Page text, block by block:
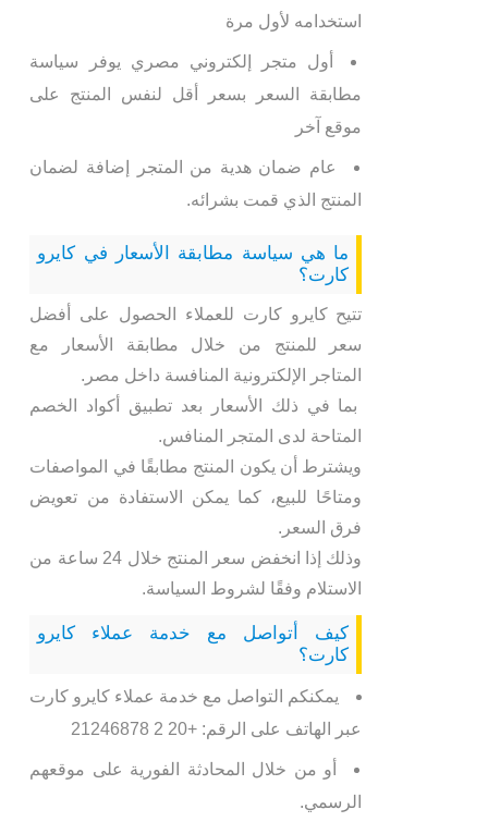
استخدامه لأول مرة
أول متجر إلكتروني مصري يوفر سياسة
مطابقة السعر بسعر أقل لنفس المنتج على
موقع آخر
عام ضمان هدية من المتجر إضافة لضمان
المنتج الذي قمت بشرائه.
ما هي سياسة مطابقة الأسعار في كايرو
كارت؟
تتيح كايرو كارت للعملاء الحصول على أفضل
سعر للمنتج من خلال مطابقة الأسعار مع
المتاجر الإلكترونية المنافسة داخل مصر.
بما في ذلك الأسعار بعد تطبيق أكواد الخصم
المتاحة لدى المتجر المنافس.
ويشترط أن يكون المنتج مطابقًا في المواصفات
ومتاحًا للبيع، كما يمكن الاستفادة من تعويض
فرق السعر.
وذلك إذا انخفض سعر المنتج خلال 24 ساعة من
الاستلام وفقًا لشروط السياسة.
كيف أتواصل مع خدمة عملاء كايرو
كارت؟
يمكنكم التواصل مع خدمة عملاء كايرو كارت
عبر الهاتف على الرقم: +20 2 21246878
أو من خلال المحادثة الفورية على موقعهم
الرسمي.